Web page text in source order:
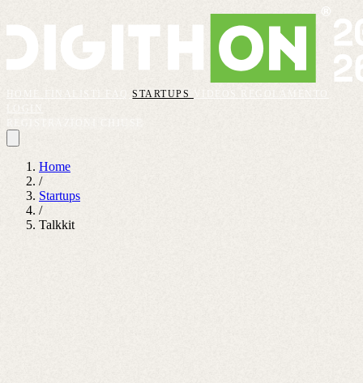
FAQSTARTUPS VIDEOS
REGOLAMENTO
Home
/
Startups
/
Talkkit